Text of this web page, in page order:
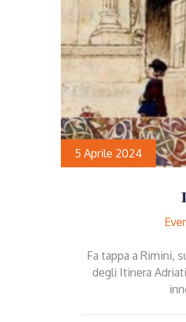
5 Aprile 2024
Fa tappa a Rimini,
degli Itinera